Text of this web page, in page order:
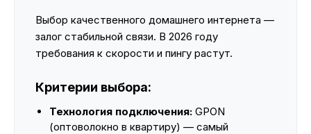
Выбор качественного домашнего интернета —
залог стабильной связи. В 2026 году
требования к скорости и пингу растут.
Критерии выбора:
Технология подключения: GPON
(оптоволокно в квартиру) — самый